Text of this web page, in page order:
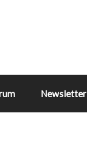
Newsletter